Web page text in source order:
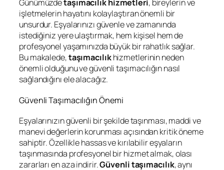
Günümüzdetaşımacılık hizmetleri, bireylerin ve
işletmelerin hayatını kolaylaştıran önemli bir
unsurdur. Eşyalarınızı güvenle ve zamanında
istediğiniz yere ulaştırmak, hem kişisel hem de
profesyonel yaşamınızda büyük bir rahatlık sağlar.
Bu makalede,taşımacılıkhizmetlerinin neden
önemli olduğunu ve güvenli taşımacılığın nasıl
sağlandığını ele alacağız.
Güvenli Taşımacılığın Önemi
Eşyalarınızın güvenli bir şekilde taşınması, maddi ve
manevi değerlerin korunması açısından kritik öneme
sahiptir. Özellikle hassas ve kırılabilir eşyaların
taşınmasında profesyonel bir hizmet almak, olası
zararları en aza indirir.Güvenli taşımacılık, aynı